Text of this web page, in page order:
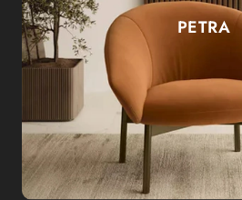
PETRA